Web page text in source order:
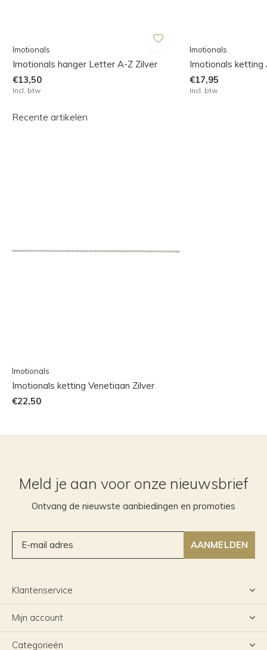
Imotionals
Imotionals hanger Letter A-Z Zilver
€13,50
Incl. btw
Imotionals
Imotionals ketting
€17,95
Incl. btw
Recente artikelen
Imotionals
Imotionals ketting Venetiaan Zilver
€22,50
Meld je aan voor onze nieuwsbrief
Ontvang de nieuwste aanbiedingen en promoties
AANMELDEN
Klantenservice
Mijn account
Categorieën